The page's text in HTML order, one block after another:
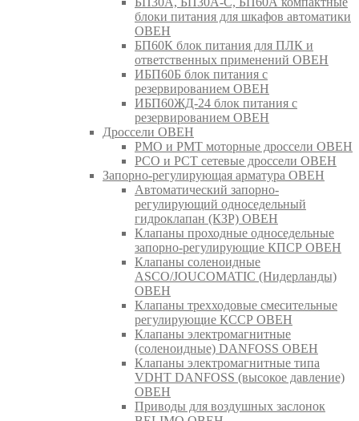
блоки питания для шкафов автоматики
ОВЕН
БП60К блок питания для ПЛК и
ответственных применений ОВЕН
ИБП60Б блок питания с
резервированием ОВЕН
ИБП60ЖД-24 блок питания с
резервированием ОВЕН
Дроссели ОВЕН
РМО и РМТ моторные дроссели ОВЕН
РСО и РСТ сетевые дроссели ОВЕН
Запорно-регулирующая арматура ОВЕН
Автоматический запорно-
регулирующий односедельный
гидроклапан (КЗР) ОВЕН
Клапаны проходные односедельные
запорно-регулирующие КПСР ОВЕН
Клапаны соленоидные
ASCO/JOUCOMATIC (Нидерланды)
ОВЕН
Клапаны трехходовые смесительные
регулирующие КССР ОВЕН
Клапаны электромагнитные
(соленоидные) DANFOSS ОВЕН
Клапаны электромагнитные типа
VDHT DANFOSS (высокое давление)
ОВЕН
Приводы для воздушных заслонок